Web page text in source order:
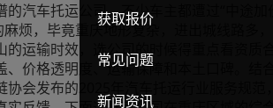
获取报价
常见问题
新闻资讯
的汽车托运公司，不少车主都遭过“中途加
麻烦，毕竟重庆地形复杂，进出城线路多
的运输时效，选公司的时候得重点看资质
、价格透明度、运输保障和本土口碑。结
协会发布的2025年汽车托运行业服务规范